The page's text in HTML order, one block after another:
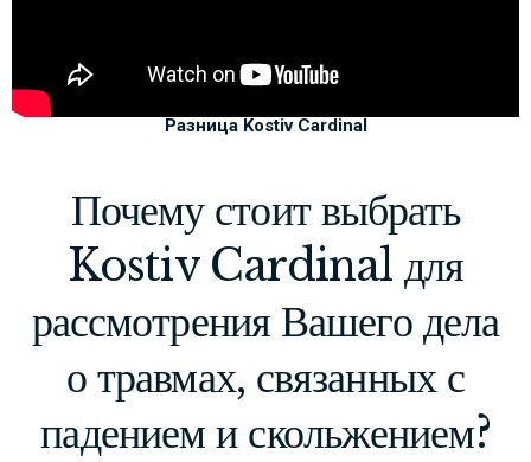
Разница Kostiv Cardinal
Почему стоит выбрать
Kostiv Cardinal для
рассмотрения Вашего дела
о травмах, связанных с
падением и скольжением?